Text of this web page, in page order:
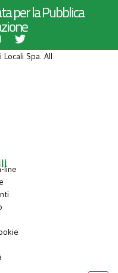
per la Pubblica
Spa. All
line